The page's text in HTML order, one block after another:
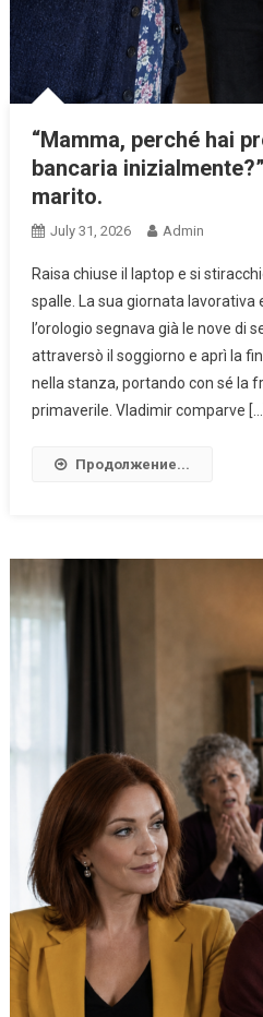
“Mamma, perché hai
bancaria
marito.
July 31, 2026 Admin
Raisa chiuse il laptop e si
spalle. La sua giornata lavorativa
l’orologio segnava già le nove di
attraversò il soggiorno e aprì la
nella stanza, portando con sé la
primaverile. Vladimir comparve
Продолжение...